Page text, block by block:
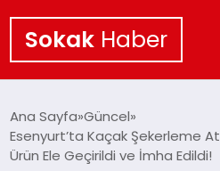
Sokak Haber
EKONOMI
Ana Sayfa Güncel
Esenyurt’ta Kaçak Şekerleme
Ürün Ele Geçirildi ve İmha Edildi!